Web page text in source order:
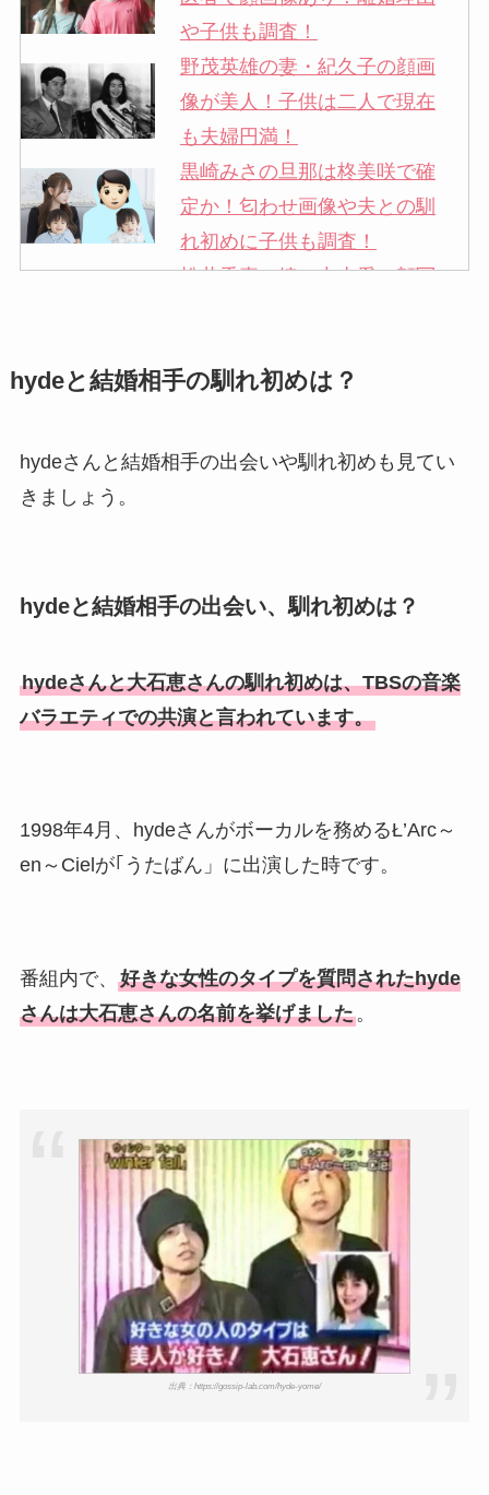
や子供も調査！
野茂英雄の妻・紀久子の顔画
像が美人！子供は二人で現在
も夫婦円満！
黒崎みさの旦那は柊美咲で確
定か！匂わせ画像や夫との馴
れ初めに子供も調査！
松井秀喜の嫁・中山愛の顔写
申真衣の旦那・工藤けんの現
子供も調査！
片岡孝太郎の再婚妻・真麻の
福田こうへいの奥さんの顔写
真が美人！息子や夫妻の最新
今も生きてる？息子は俳優で
誰かも調査！
離婚もまとめた！
hydeと結婚相手の馴れ初めは？
hydeさんと結婚相手の出会いや馴れ初めも見てい
きましょう。
hydeと結婚相手の出会い、馴れ初めは？
hydeさんと大石恵さんの馴れ初めは、TBSの音楽
バラエティでの共演と言われています。
1998年4月、hydeさんがボーカルを務めるŁ’Arc～
en～Cielが｢うたばん」に出演した時です。
番組内で、 好きな女性のタイプを質問されたhyde
さんは大石恵さんの名前を挙げました。
出典：https://gossip-lab.com/hyde-yome/